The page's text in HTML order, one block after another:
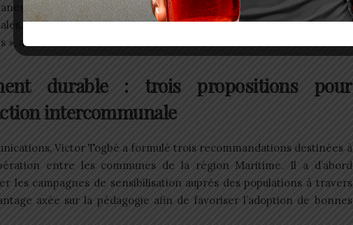
constituent un levier essentiel pour la réussite de nos
notamment dans le domaine de l’assainissement et de la gestion
», a-t-il déclaré.
durable : trois propositions pour
intercommunale
Victor Togbé a formulé trois recommandations destinées à
entre les communes de la région Maritime. Il a d’abord
les campagnes de sensibilisation auprès des populations à travers
axée sur la pédagogie afin de favoriser l’adoption de bonnes